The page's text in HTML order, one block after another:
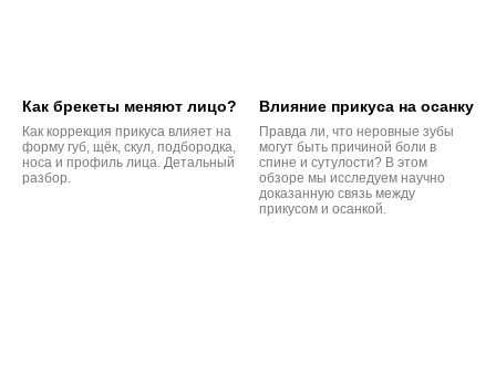
Как брекеты меняют лицо?
Как коррекция прикуса влияет на
форму губ, щёк, скул, подбородка,
носа и профиль лица. Детальный
разбор.
Влияние прикуса на осанку
Правда ли, что неровные зубы
могут быть причиной боли в
спине и сутулости? В этом
обзоре мы исследуем научно
доказанную связь между
прикусом и осанкой.